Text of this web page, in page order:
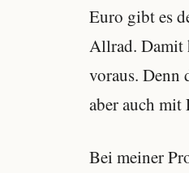
Euro gibt es
Allrad. Damit
voraus. Denn
aber auch
Bei meiner